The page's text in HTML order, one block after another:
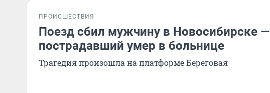
ПРОИСШЕСТВИЯ
Поезд сбил мужчину в Новосибирске —
пострадавший умер в больнице
Трагедия произошла на платформе Береговая